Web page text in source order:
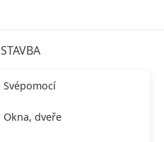
STAVBA
Svépomocí
Okna, dveře